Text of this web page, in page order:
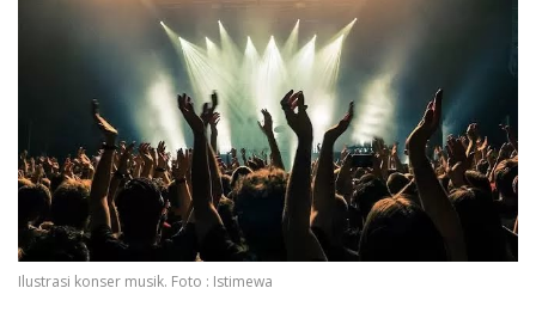
Ilustrasi konser musik. Foto : Istimewa